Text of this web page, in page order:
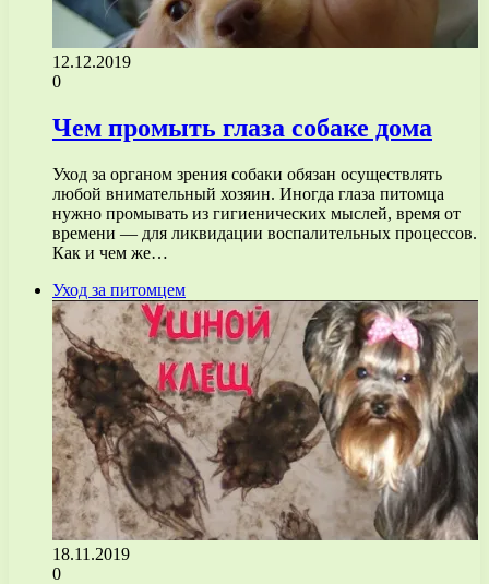
12.12.2019
0
Чем промыть глаза собаке дома
Уход за органом зрения собаки обязан осуществлять
любой внимательный хозяин. Иногда глаза питомца
нужно промывать из гигиенических мыслей, время от
времени — для ликвидации воспалительных процессов.
Как и чем же…
Уход за питомцем
18.11.2019
0